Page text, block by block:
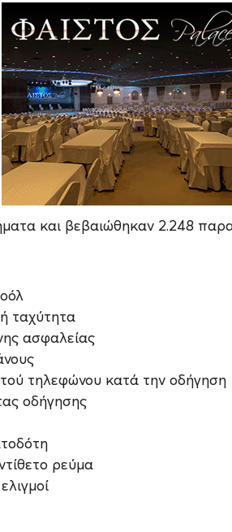
και βεβαιώθηκαν 2.248
ταχύτητα
ασφαλείας
τηλεφώνου κατά την οδήγηση
οδήγησης
ρεύμα